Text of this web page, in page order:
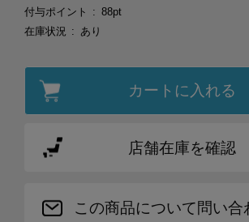
付与ポイント
88pt
在庫状況
あり
カートに入れる
店舗在庫を確認
この商品について問い合